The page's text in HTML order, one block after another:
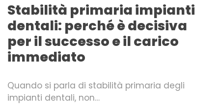
Stabilità primaria impianti
dentali: perché è decisiva
per il successo e il carico
immediato
Quando si parla di stabilità primaria degli
impianti dentali, non…